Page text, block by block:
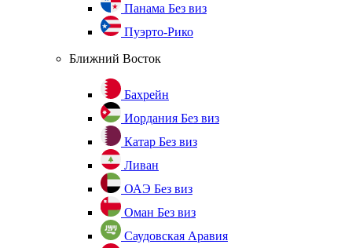
Панама Без виз
Пуэрто-Рико
Ближний Восток
Бахрейн
Иордания Без виз
Катар Без виз
Ливан
ОАЭ Без виз
Оман Без виз
Саудовская Аравия